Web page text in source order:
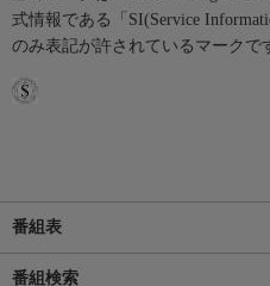
式情報である「SI(Service
のみ表記が許されているマークで
番組表
番組検索